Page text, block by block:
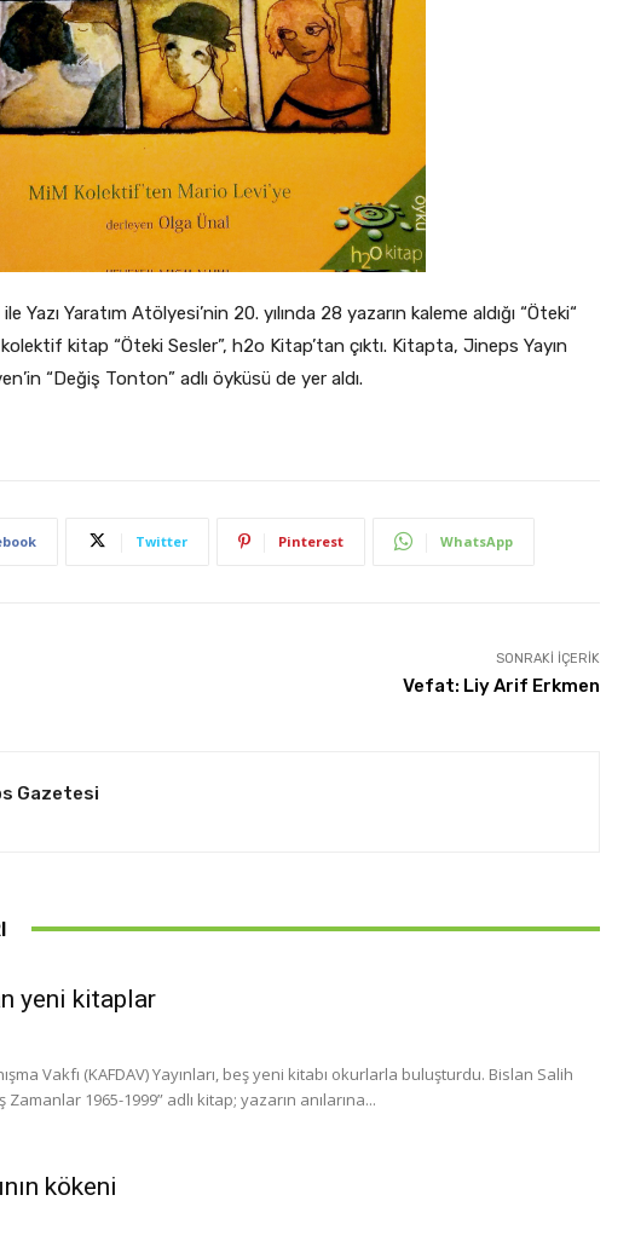
Yazı Yaratım Atölyesi’nin 20. yılında 28 yazarın kaleme aldığı “Öteki“
kitap “Öteki Sesler”, h2o Kitap’tan çıktı. Kitapta, Jineps Yayın
“Değiş Tonton” adlı öyküsü de yer aldı.
Twitter Pinterest WhatsApp
SONRAKI İÇERIK
Vefat: Liy Arif Erkmen
Gazetesi
yeni kitaplar
Vakfı (KAFDAV) Yayınları, beş yeni kitabı okurlarla buluşturdu. Bislan Salih
Zamanlar 1965-1999” adlı kitap; yazarın anılarına...
kökeni